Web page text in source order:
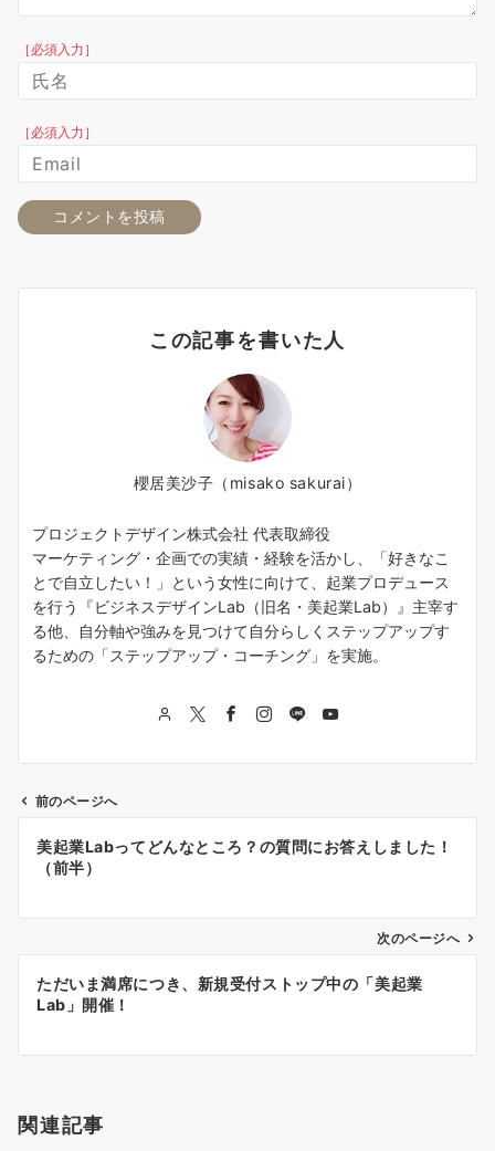
［必須入力］
［必須入力］
この記事を書いた人
櫻居美沙子（misako sakurai）
プロジェクトデザイン株式会社 代表取締役
マーケティング・企画での実績・経験を活かし、「好きなこ
とで自立したい！」という女性に向けて、起業プロデュース
を行う『ビジネスデザインLab（旧名・美起業Lab）』主宰す
る他、自分軸や強みを見つけて自分らしくステップアップす
るための「ステップアップ・コーチング」を実施。
投
ゲ
シ
ン
前のページへ
美起業Labってどんなところ？の質問にお答えしました！
（前半）
次のページへ
ただいま満席につき、新規受付ストップ中の「美起業
Lab」開催！
関連記事